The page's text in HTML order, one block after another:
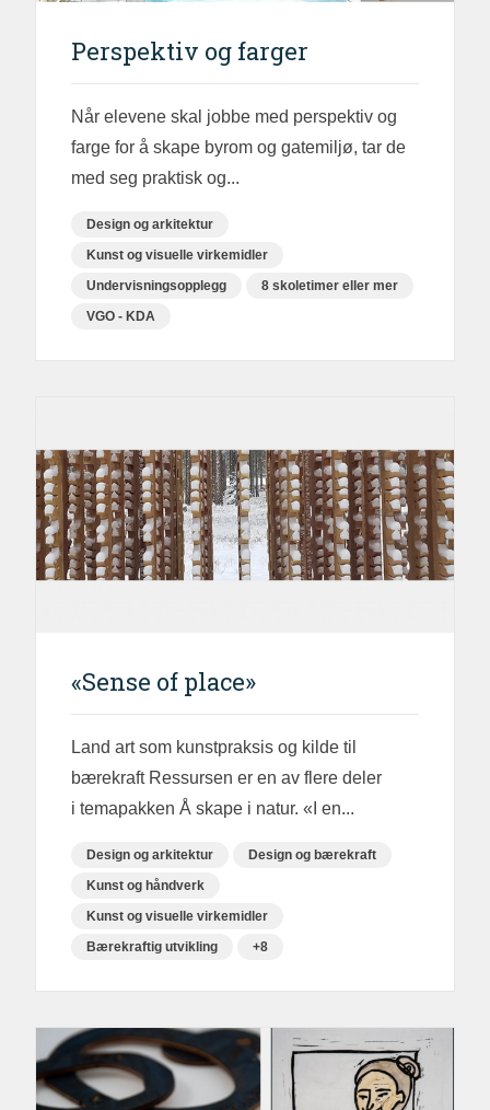
Perspektiv og farger
Når elevene skal jobbe med perspektiv og
farge for å skape byrom og gatemiljø, tar de
med seg praktisk og...
Design og arkitektur
Kunst og visuelle virkemidler
Undervisningsopplegg
8 skoletimer eller mer
VGO - KDA
«Sense of place»
Land art som kunstpraksis og kilde til
bærekraft Ressursen er en av flere deler
i temapakken Å skape i natur. «I en...
Design og arkitektur
Design og bærekraft
Kunst og håndverk
Kunst og visuelle virkemidler
Bærekraftig utvikling
+8